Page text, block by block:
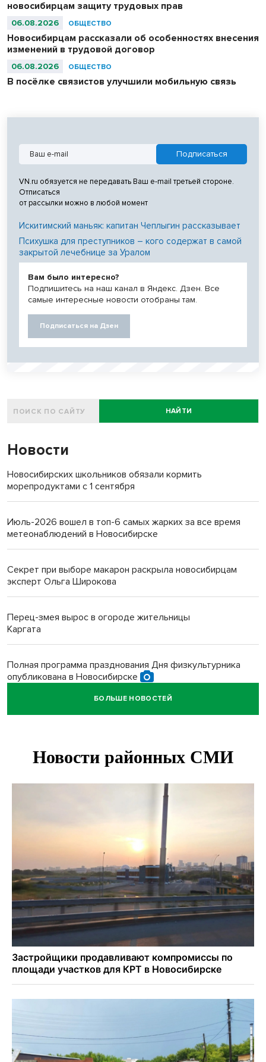
новосибирцам защиту трудовых прав
06.08.2026 ОБЩЕСТВО
Новосибирцам рассказали об особенностях внесения
изменений в трудовой договор
06.08.2026 ОБЩЕСТВО
В посёлке связистов улучшили мобильную связь
VN.ru обязуется не передавать Ваш e-mail третьей стороне.
Отписаться
от рассылки можно в любой момент
Искитимский маньяк: капитан Чеплыгин рассказывает
Психушка для преступников – кого содержат в самой
закрытой лечебнице за Уралом
Вам было интересно?
Подпишитесь на наш канал в Яндекс. Дзен. Все
самые интересные новости отобраны там.
Подписаться на Дзен
НАЙТИ
Новости
Новосибирских школьников обязали кормить
морепродуктами с 1 сентября
Июль-2026 вошел в топ-6 самых жарких за все время
метеонаблюдений в Новосибирске
Секрет при выборе макарон раскрыла новосибирцам
эксперт Ольга Широкова
Перец-змея вырос в огороде жительницы
Каргата
Полная программа празднования Дня физкультурника
опубликована в Новосибирске
БОЛЬШЕ НОВОСТЕЙ